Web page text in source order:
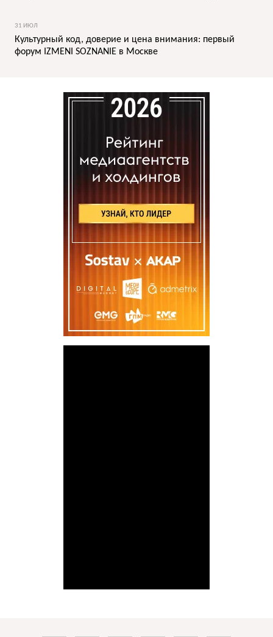
31 ИЮЛ
Культурный код, доверие и цена внимания: первый
форум IZMENI SOZNANIE в Москве